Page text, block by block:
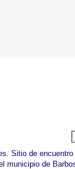
Sitio de
municipio de